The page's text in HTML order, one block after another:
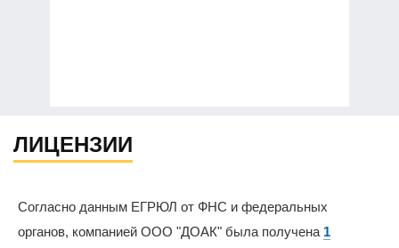
ЛИЦЕНЗИИ
Согласно данным ЕГРЮЛ от ФНС и федеральных
органов, компанией ООО "ДОАК" была получена 1